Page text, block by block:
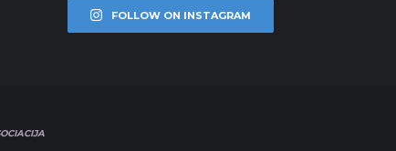
FOLLOW ON INSTAGRAM